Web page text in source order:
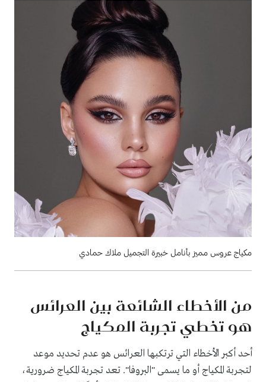
مكياج عروس مميز بأنامل خبيرة التجميل ملاك حمادي
من الأخطاء الشائعة بين العرائس
هو تخطي تجربة المكياج
أحد أكبر الأخطاء التي ترتكبها العرائس هو عدم تحديد موعد
لتجربة المكياج أو ما يسمى "البروفا". تعد تجربة المكياج ضرورية،